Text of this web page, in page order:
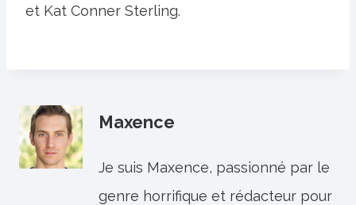
et Kat Conner Sterling.
Maxence
Je suis Maxence, passionné par le
genre horrifique et rédacteur pour